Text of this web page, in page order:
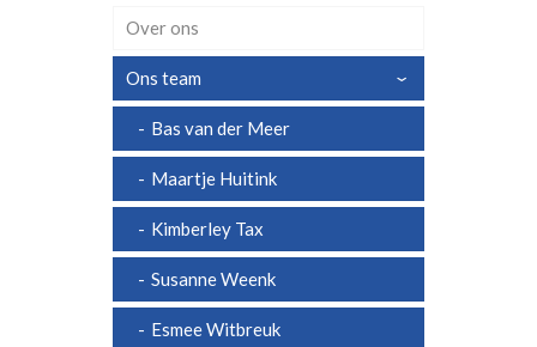
Over ons
Ons team ›
Bas van der Meer
Maartje Huitink
Kimberley Tax
Susanne Weenk
Esmee Witbreuk